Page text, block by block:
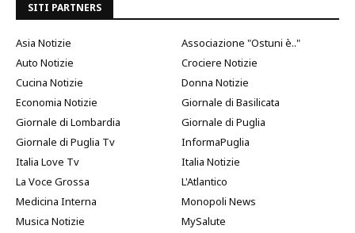
SITI PARTNERS
Asia Notizie
Associazione "Ostuni è.."
Auto Notizie
Crociere Notizie
Cucina Notizie
Donna Notizie
Economia Notizie
Giornale di Basilicata
Giornale di Lombardia
Giornale di Puglia
Giornale di Puglia Tv
InformaPuglia
Italia Love Tv
Italia Notizie
La Voce Grossa
L'Atlantico
Medicina Interna
Monopoli News
Musica Notizie
MySalute